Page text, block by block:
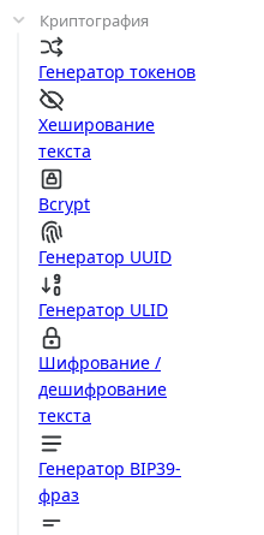
Криптография
Генератор токенов
Хеширование
текста
Bcrypt
Генератор UUID
Генератор ULID
Шифрование /
дешифрование
текста
Генератор BIP39-
фраз